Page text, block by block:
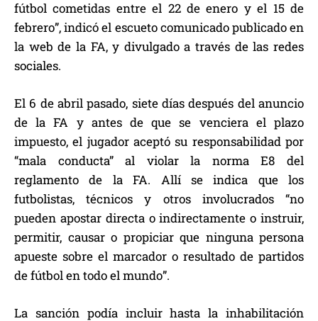
fútbol cometidas entre el 22 de enero y el 15 de
febrero”, indicó el escueto comunicado publicado en
la web de la FA, y divulgado a través de las redes
sociales.
El 6 de abril pasado, siete días después del anuncio
de la FA y antes de que se venciera el plazo
impuesto, el jugador aceptó su responsabilidad por
“mala conducta” al violar la norma E8 del
reglamento de la FA. Allí se indica que los
futbolistas, técnicos y otros involucrados “no
pueden apostar directa o indirectamente o instruir,
permitir, causar o propiciar que ninguna persona
apueste sobre el marcador o resultado de partidos
de fútbol en todo el mundo”.
La sanción podía incluir hasta la inhabilitación